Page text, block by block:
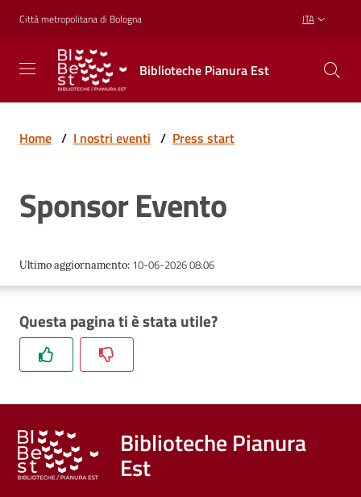
Vai al contenuto
Vai alla navigazione
Vai al footer
Città metropolitana di Bologna ITA
Biblioteche Pianura Est
Biblioteche
Pianura
Est
CREARE,
RICREARSI
Biblioteche
Trova
e
Calendario
Home / I nostri eventi / Press start
Sponsor Evento
Ultimo aggiornamento: 10-06-2026 08:06
Questa pagina ti è stata utile?
Biblioteche Pianura
Est